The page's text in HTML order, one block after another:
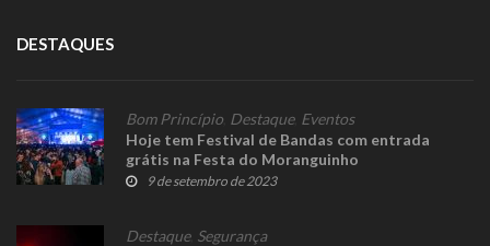
DESTAQUES
Bom Princípio Destaque, Eventos
Hoje tem Festival de Bandas com entrada
grátis na Festa do Moranguinho
9 de setembro de 2023
Destaque, Segurança